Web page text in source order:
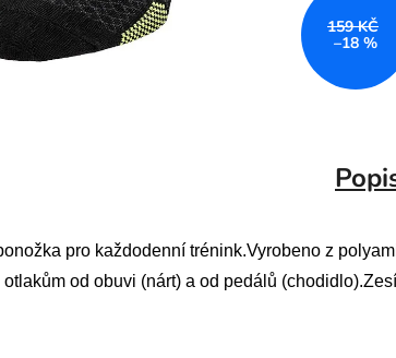
159 KČ
–18 %
pro každodenní trénink.Vyrobeno z
od obuvi (nárt) a od pedálů